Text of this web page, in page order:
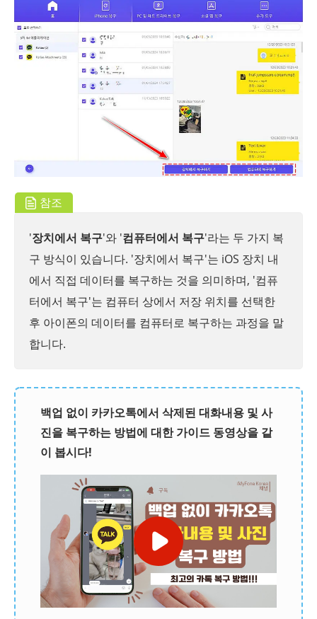
참조
'장치에서 복구'와 '컴퓨터에서 복구'라는 두 가지 복
구 방식이 있습니다. '장치에서 복구'는 iOS 장치 내
에서 직접 데이터를 복구하는 것을 의미하며, '컴퓨
터에서 복구'는 컴퓨터 상에서 저장 위치를 선택한
후 아이폰의 데이터를 컴퓨터로 복구하는 과정을 말
합니다.
백업 없이 카카오톡에서 삭제된 대화내용 및 사
진을 복구하는 방법에 대한 가이드 동영상을 같
이 봅시다!